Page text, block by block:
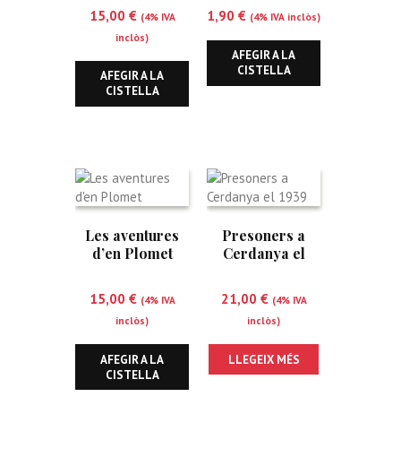
15,00 € (4% IVA
inclòs)
AFEGIR A LA
CISTELLA
1,90 € (4% IVA inclòs)
AFEGIR A LA
CISTELLA
Les aventures
d’en Plomet
15,00 € (4% IVA
inclòs)
AFEGIR A LA
CISTELLA
Presoners a
Cerdanya el
21,00 € (4% IVA
inclòs)
LLEGEIX MÉS